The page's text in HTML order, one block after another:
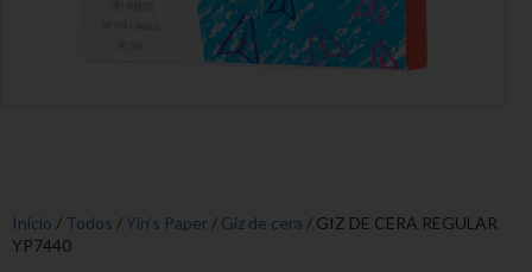
Início / Todos /Yin's Paper / Giz de cera / GIZ DE CERA REGULAR
YP7440